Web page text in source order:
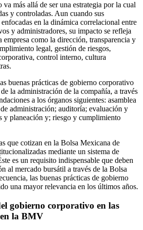
más allá de ser una estrategia por la cual
y controladas. Aun cuando sus
en la dinámica correlacional entre
y administradores, su impacto se refleja
empresa como la dirección, transparencia y
legal, gestión de riesgos,
control interno, cultura
buenas prácticas de gobierno corporativo
la administración de la compañía, a través
a los órganos siguientes: asamblea
administración; auditoría; evaluación y
y planeación y; riesgo y cumplimiento
que cotizan en la Bolsa Mexicana de
mediante un sistema de
es un requisito indispensable que deben
al mercado bursátil a través de la Bolsa
las buenas prácticas de gobierno
una mayor relevancia en los últimos años.
gobierno corporativo en las
la BMV